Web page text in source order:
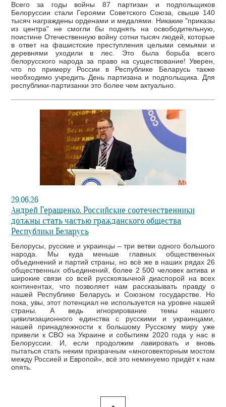
Всего за годы войны 87 партизан и подпольщиков
Белоруссии стали Героями Советского Союза, свыше 140
тысяч награждены орденами и медалями. Никакие "приказы
из центра" не смогли бы поднять на освободительную,
поистине Отечественную войну сотни тысяч людей, которые
в ответ на фашистские преступления целыми семьями и
деревнями уходили в лес. Это была борьба всего
белорусского народа за право на существование! Уверен,
что по примеру России в Республике Беларусь также
необходимо учредить День партизана и подпольщика. Для
республики-партизанки это более чем актуально.
29.06.26
Андрей Геращенко. Российские соотечественники
должны стать частью гражданского общества
Республики Беларусь
Белорусы, русские и украинцы – три ветви одного большого
народа. Мы куда меньше главных общественных
объединений и партий страны, но всё же в наших рядах 26
общественных объединений, более 2 500 человек актива и
широкие связи со всей русскоязычной диаспорой на всех
континентах, что позволяет нам рассказывать правду о
нашей Республике Беларусь и Союзном государстве. Но
пока, увы, этот потенциал не используется на уровне нашей
страны. А ведь игнорирование темы нашего
цивилизационного единства с русскими и украинцами,
нашей принадлежности к большому Русскому миру уже
привели к СВО на Украине и событиям 2020 года у нас в
Белоруссии. И, если продолжим лавировать и вновь
пытаться стать неким призрачным «многовекторным мостом
между Россией и Европой», всё это неминуемо придёт к нам
опять.